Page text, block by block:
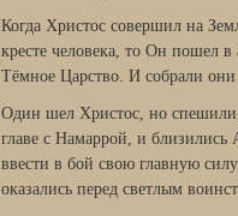
Когда Христос совершил на
кресте человека, то Он пошел
Тёмное Царство. И собрали
Один шел Христос, но
главе с Намаррой, и
ввести в бой свою главную
оказались перед светлым